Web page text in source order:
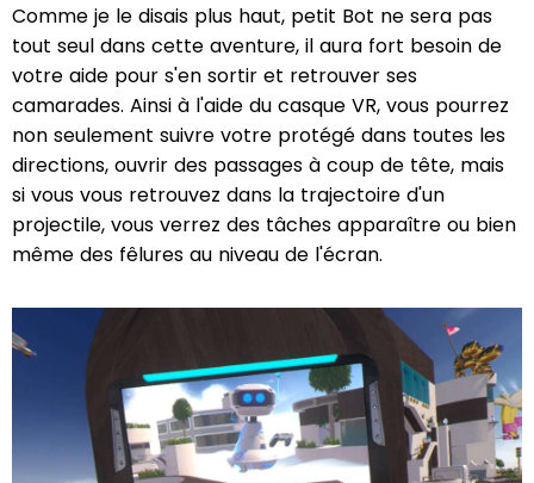
Comme je le disais plus haut, petit Bot ne sera pas
tout seul dans cette aventure, il aura fort besoin de
votre aide pour s'en sortir et retrouver ses
camarades. Ainsi à l'aide du casque VR, vous pourrez
non seulement suivre votre protégé dans toutes les
directions, ouvrir des passages à coup de tête, mais
si vous vous retrouvez dans la trajectoire d'un
projectile, vous verrez des tâches apparaître ou bien
même des fêlures au niveau de l'écran.